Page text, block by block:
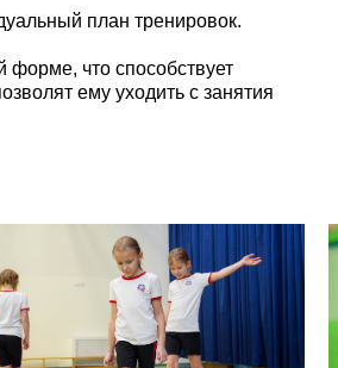
план тренировок.
что способствует
ему уходить с занятия